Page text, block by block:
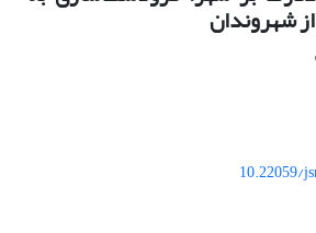
شهروندان
10.22059/